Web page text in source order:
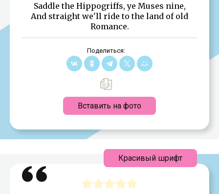
Saddle the Hippogriffs, ye Muses nine,
And straight we'll ride to the land of old
Romance.
Поделиться:
Вставить на фото
Красивый шрифт